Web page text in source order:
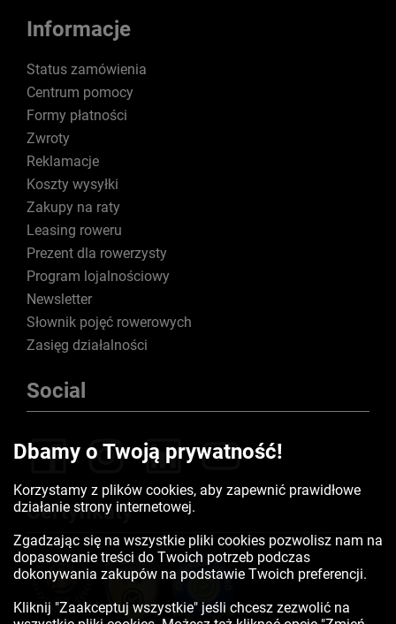
Informacje
Status zamówienia
Centrum pomocy
Formy płatności
Zwroty
Reklamacje
Koszty wysyłki
Zakupy na raty
Leasing roweru
Prezent dla rowerzysty
Program lojalnościowy
Newsletter
Słownik pojęć rowerowych
Zasięg działalności
Social
Certyfikaty
Dbamy o Twoją prywatność!
Korzystamy z plików cookies, aby zapewnić prawidłowe
działanie strony internetowej.
Zgadzając się na wszystkie pliki cookies pozwolisz nam na
dopasowanie treści do Twoich potrzeb podczas
dokonywania zakupów na podstawie Twoich preferencji.
Kliknij "Zaakceptuj wszystkie" jeśli chcesz zezwolić na